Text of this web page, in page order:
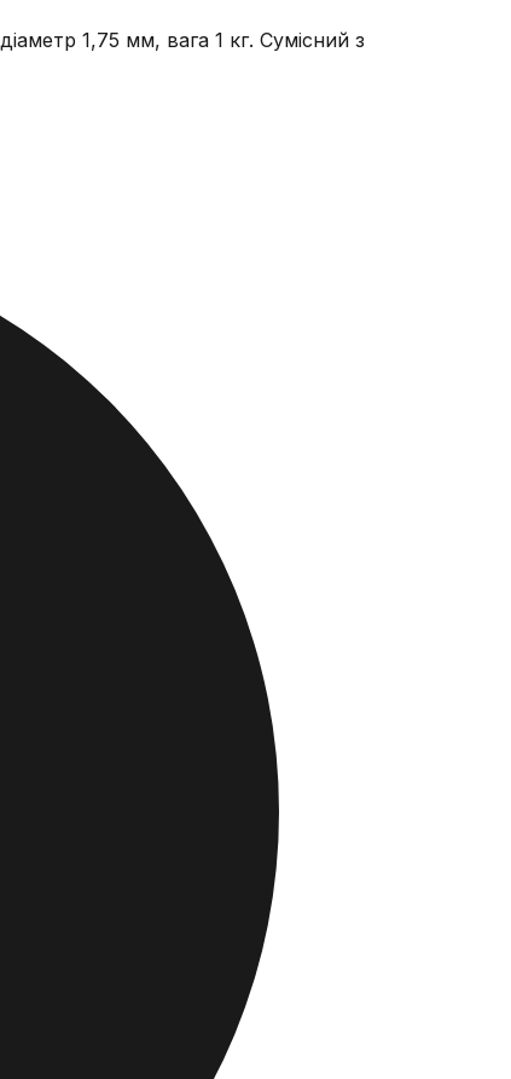
1,75 мм, вага 1 кг. Сумісний з